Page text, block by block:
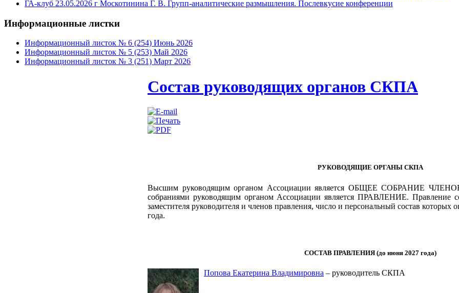
ГА-клуб 23.05.2026 г Москотинина Г. В. Групп-аналитические размышления. Послевкусие конференции
Информационные листки
Информационный листок № 6 (254) Июнь 2026
Информационный листок № 5 (253) Май 2026
Информационный листок № 3 (251) Март 2026
Состав руководящих органов СКПА
РУКОВОДЯЩИЕ ОРГАНЫ СКПА
Высшим руководящим органом Ассоциации является ОБЩЕЕ СОБРАНИЕ
собраниями руководящим органом Ассоциации является ПРАВЛЕНИЕ. Правление
заместителя руководителя и членов правления, число и персональный состав которых
года.
СОСТАВ ПРАВЛЕНИЯ (до июня 2027 года)
Попова Екатерина Владимировна – руководитель СКПА